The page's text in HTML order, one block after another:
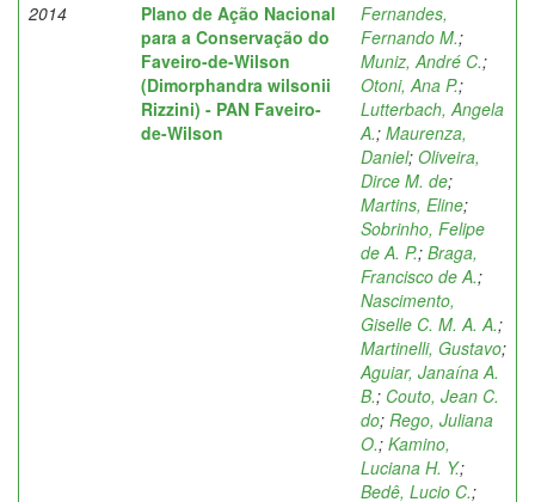
2014
Plano de Ação Nacional
para a Conservação do
Faveiro-de-Wilson
(Dimorphandra wilsonii
Rizzini) - PAN Faveiro-
de-Wilson
Fernandes,
Fernando M.;
Muniz, André C.;
Otoni, Ana P.;
Lutterbach, Angela
A.; Maurenza,
Daniel; Oliveira,
Dirce M. de;
Martins, Eline;
Sobrinho, Felipe
de A. P.; Braga,
Francisco de A.;
Nascimento,
Giselle C. M. A. A.;
Martinelli, Gustavo;
Aguiar, Janaína A.
B.; Couto, Jean C.
do; Rego, Juliana
O.; Kamino,
Luciana H. Y.;
Bedê, Lucio C.;